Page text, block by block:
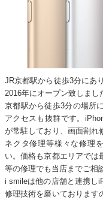
JR京都駅から徒歩3分にあ
2016年にオープン致しまし
京都駅から徒歩3分の場所
アクセスも抜群です。
が常駐しており、画面割れ
ネクタ修理等様々な修理
い。価格も京都エリアでは
等の修理でも当店までご相
i smileは他の店舗と連携し
修理技術を磨いております